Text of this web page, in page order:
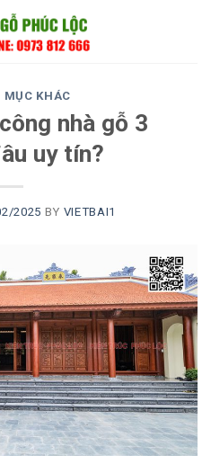
MỤC KHÁC
nhà gỗ 3
uy tín?
2025 BY VIETBAI1